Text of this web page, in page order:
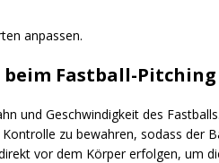
anpassen.
Fastball-Pitching
und Geschwindigkeit des
zu bewahren, sodass der
vor dem Körper erfolgen, um